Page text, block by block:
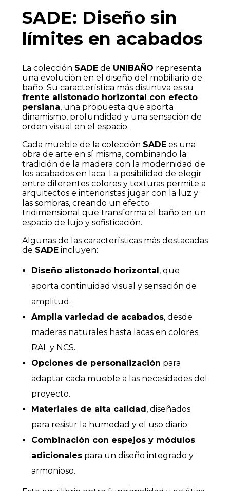
SADE: Diseño sin
límites en acabados
La colección SADE de UNIBAÑO representa
una evolución en el diseño del mobiliario de
baño. Su característica más distintiva es su
frente alistonado horizontal con efecto
persiana, una propuesta que aporta
dinamismo, profundidad y una sensación de
orden visual en el espacio.
Cada mueble de la colección SADE es una
obra de arte en sí misma, combinando la
tradición de la madera con la modernidad de
los acabados en laca. La posibilidad de elegir
entre diferentes colores y texturas permite a
arquitectos e interioristas jugar con la luz y
las sombras, creando un efecto
tridimensional que transforma el baño en un
espacio de lujo y sofisticación.
Algunas de las características más destacadas
de SADE incluyen:
Diseño alistonado horizontal , que
aporta continuidad visual y sensación de
amplitud.
Amplia variedad de acabados, desde
maderas naturales hasta lacas en colores
RAL y NCS.
Opciones de personalización para
adaptar cada mueble a las necesidades del
proyecto.
Materiales de alta calidad , diseñados
para resistir la humedad y el uso diario.
Combinación con espejos y módulos
adicionalespara un diseño integrado y
armonioso.